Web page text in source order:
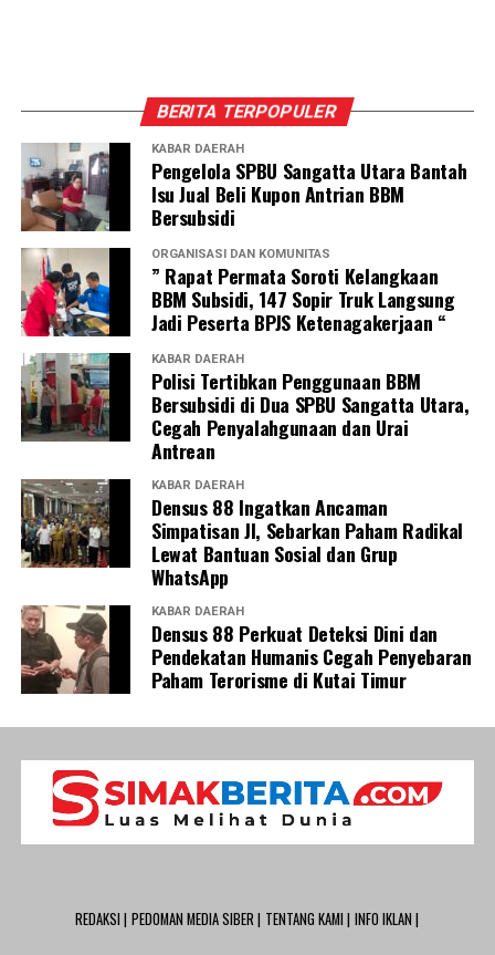
BERITA TERPOPULER
KABAR DAERAH
Pengelola SPBU Sangatta Utara Bantah
Isu Jual Beli Kupon Antrian BBM
Bersubsidi
ORGANISASI DAN KOMUNITAS
” Rapat Permata Soroti Kelangkaan
BBM Subsidi, 147 Sopir Truk Langsung
Jadi Peserta BPJS Ketenagakerjaan “
KABAR DAERAH
Polisi Tertibkan Penggunaan BBM
Bersubsidi di Dua SPBU Sangatta Utara,
Cegah Penyalahgunaan dan Urai
Antrean
KABAR DAERAH
Densus 88 Ingatkan Ancaman
Simpatisan JI, Sebarkan Paham Radikal
Lewat Bantuan Sosial dan Grup
WhatsApp
KABAR DAERAH
Densus 88 Perkuat Deteksi Dini dan
Pendekatan Humanis Cegah Penyebaran
Paham Terorisme di Kutai Timur
REDAKSI | PEDOMAN MEDIA SIBER | TENTANG KAMI | INFO IKLAN |